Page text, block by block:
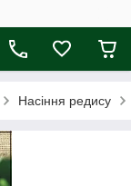
Насіння редису